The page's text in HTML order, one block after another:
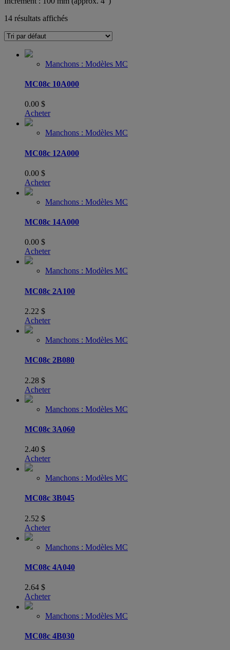
14 résultats affichés
Manchons : Modèles MC
MC08c 10A000
0.00 $
Acheter
Manchons : Modèles MC
MC08c 12A000
0.00 $
Acheter
Manchons : Modèles MC
MC08c 14A000
0.00 $
Acheter
Manchons : Modèles MC
MC08c 2A100
2.22 $
Acheter
Manchons : Modèles MC
MC08c 2B080
2.28 $
Acheter
Manchons : Modèles MC
MC08c 3A060
2.40 $
Acheter
Manchons : Modèles MC
MC08c 3B045
2.52 $
Acheter
Manchons : Modèles MC
MC08c 4A040
2.64 $
Acheter
Manchons : Modèles MC
MC08c 4B030